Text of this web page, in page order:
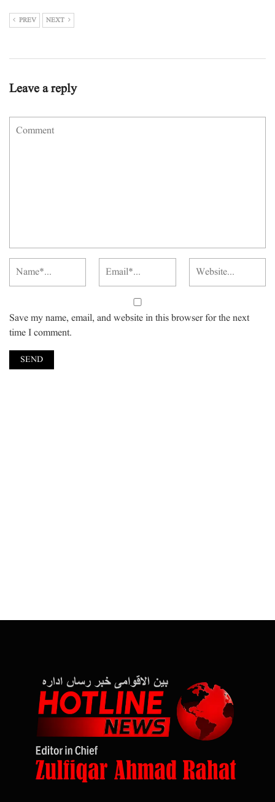
PREV NEXT
Leave a reply
Save my name, email, and website in this browser for the next
time I comment.